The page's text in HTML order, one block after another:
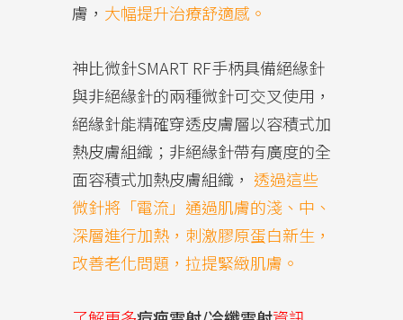
膚， 大幅提升治療舒適感。
神比微針SMART RF手柄具備絕緣針
與非絕緣針的兩種微針可交叉使用，
絕緣針能精確穿透皮膚層以容積式加
熱皮膚組織；非絕緣針帶有廣度的全
面容積式加熱皮膚組織， 透過這些
微針將「電流」通過肌膚的淺、中、
深層進行加熱，刺激膠原蛋白新生，
改善老化問題，拉提緊緻肌膚。